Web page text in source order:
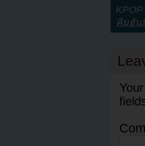
คิมฮัน